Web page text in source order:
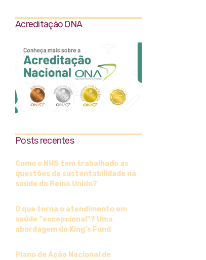
Acreditação ONA
Posts recentes
Como o NHS tem trabalhado as
questões de sustentabilidade na
saúde do Reino Unido?
O que torna o atendimento em
saúde “excepcional”? Uma
abordagem do King’s Fund
Plano de Ação Nacional de